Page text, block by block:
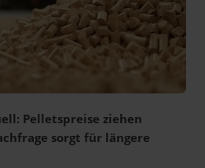
Pelletspreise ziehen
sorgt für längere